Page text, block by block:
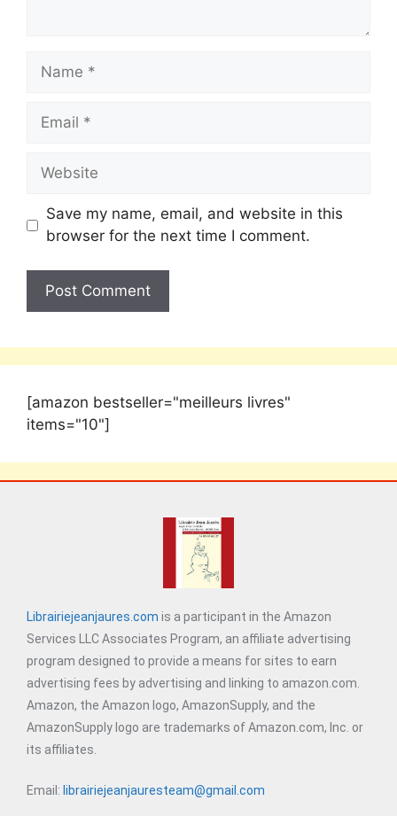
Save my name, email, and website in this
browser for the next time I comment.
[amazon bestseller="meilleurs livres"
items="10"]
Librairiejeanjaures.com is a participant in the Amazon
Services LLC Associates Program, an affiliate advertising
program designed to provide a means for sites to earn
advertising fees by advertising and linking to amazon.com.
Amazon, the Amazon logo, AmazonSupply, and the
AmazonSupply logo are trademarks of Amazon.com, Inc. or
its affiliates.
Email: librairiejeanjauresteam@gmail.com